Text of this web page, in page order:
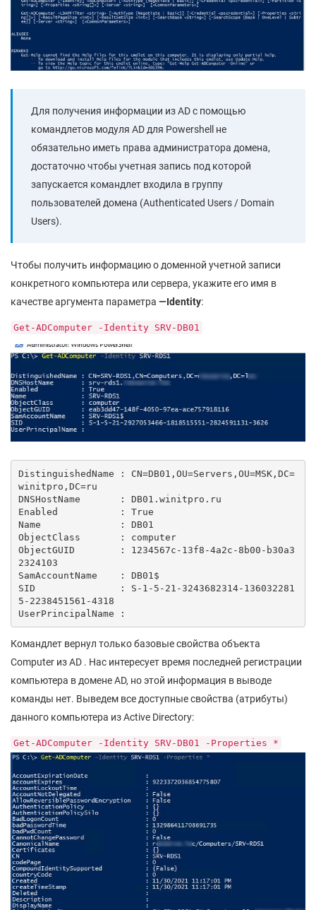
Для получения информации из AD с помощью
командлетов модуля AD для Powershell не
обязательно иметь права администратора домена,
достаточно чтобы учетная запись под которой
запускается командлет входила в группу
пользователей домена (Authenticated Users / Domain
Users).
Чтобы получить информацию о доменной учетной записи
конкретного компьютера или сервера, укажите его имя в
качестве аргумента параметра —Identity:
Get-ADComputer -Identity SRV-DB01
DistinguishedName : CN=DB01,OU=Servers,OU=MSK,DC=
winitpro,DC=ru
DNSHostName       : DB01.winitpro.ru
Enabled           : True
Name              : DB01
ObjectClass       : computer
ObjectGUID        : 1234567c-13f8-4a2c-8b00-b30a3
2324103
SamAccountName    : DB01$
SID               : S-1-5-21-3243682314-136032281
5-2238451561-4318
Командлет вернул только базовые свойства объекта
Computer из AD . Нас интересует время последней регистрации
компьютера в домене AD, но этой информация в выводе
команды нет. Выведем все доступные свойства (атрибуты)
данного компьютера из Active Directory:
Get-ADComputer -Identity SRV-DB01 -Properties *